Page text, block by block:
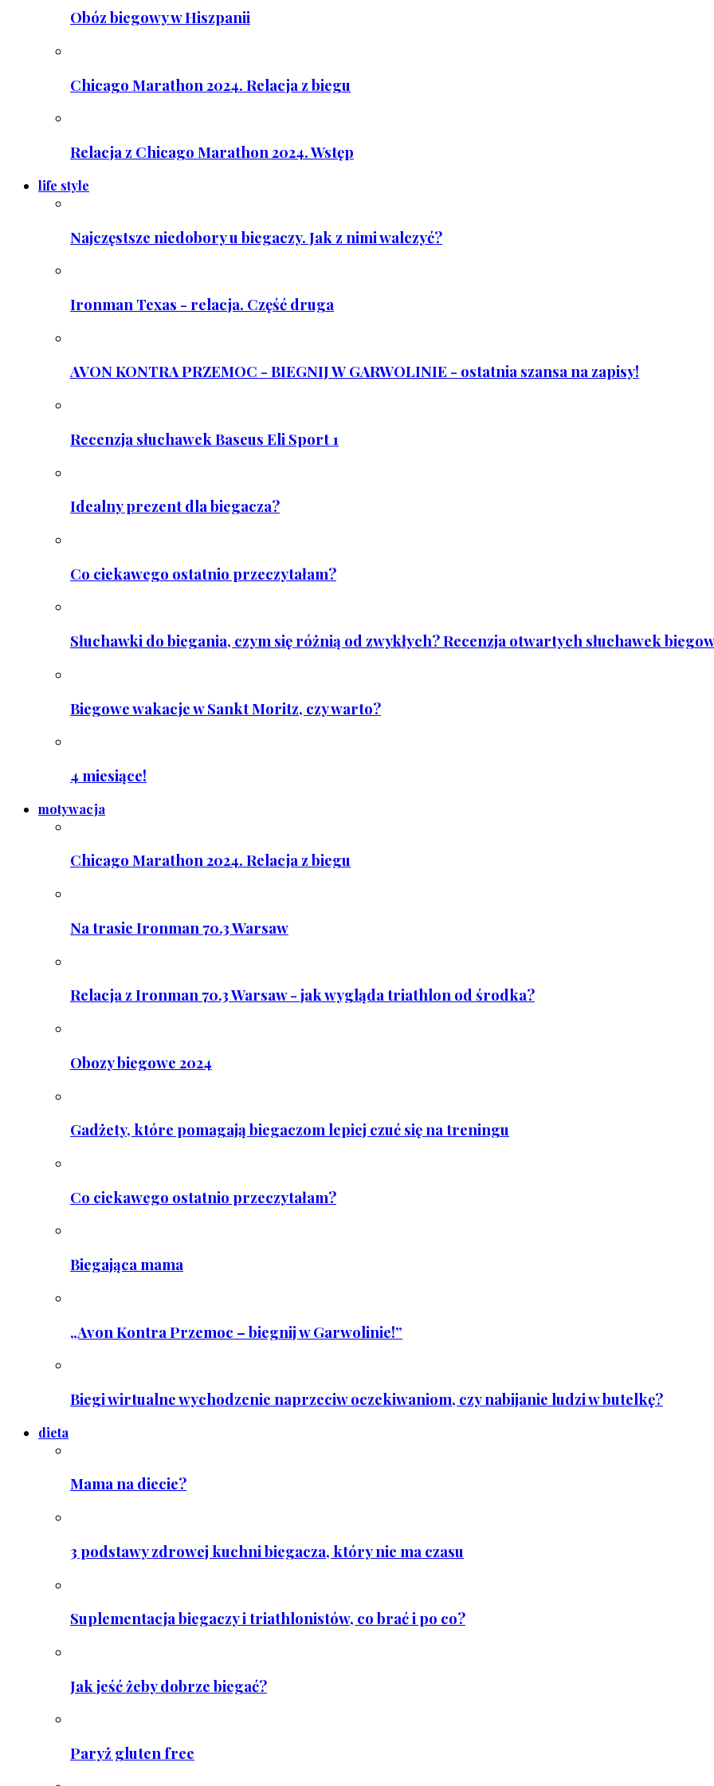
Obóz biegowy w Hiszpanii
Chicago Marathon 2024. Relacja z biegu
Relacja z Chicago Marathon 2024. Wstęp
life style
Najczęstsze niedobory u biegaczy. Jak z nimi walczyć?
Ironman Texas - relacja. Część druga
AVON KONTRA PRZEMOC - BIEGNIJ W GARWOLINIE - ostatnia szansa na zapisy!
Recenzja słuchawek Baseus Eli Sport 1
Idealny prezent dla biegacza?
Co ciekawego ostatnio przeczytałam?
Słuchawki do biegania, czym się różnią od zwykłych? Recenzja otwartych słuchawek
Biegowe wakacje w Sankt Moritz, czy warto?
4 miesiące!
motywacja
Chicago Marathon 2024. Relacja z biegu
Na trasie Ironman 70.3 Warsaw
Relacja z Ironman 70.3 Warsaw - jak wygląda triathlon od środka?
Obozy biegowe 2024
Gadżety, które pomagają biegaczom lepiej czuć się na treningu
Co ciekawego ostatnio przeczytałam?
Biegająca mama
„Avon Kontra Przemoc – biegnij w Garwolinie!”
Biegi wirtualne wychodzenie naprzeciw oczekiwaniom, czy nabijanie ludzi w butelkę?
dieta
Mama na diecie?
3 podstawy zdrowej kuchni biegacza, który nie ma czasu
Suplementacja biegaczy i triathlonistów, co brać i po co?
Jak jeść żeby dobrze biegać?
Paryż gluten free